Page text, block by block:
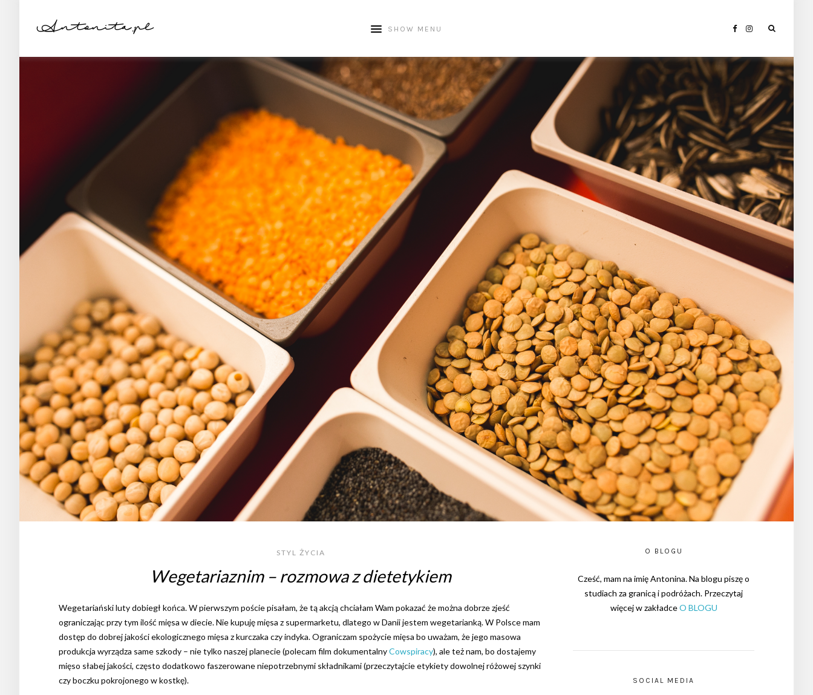
Antonita.pl SHOW MENU
STYL ŻYCIA
Wegetariaznim – rozmowa z dietetykiem
Wegetariański luty dobiegł końca. W pierwszym poście pisałam, że tą akcją chciałam Wam pokazać że można dobrze zjeść
ograniczając przy tym ilość mięsa w diecie. Nie kupuję mięsa z supermarketu, dlatego w Danii jestem wegetarianką. W Polsce mam
dostęp do dobrej jakości ekologicznego mięsa z kurczaka czy indyka. Ograniczam spożycie mięsa bo uważam, że jego masowa
produkcja wyrządza same szkody – nie tylko naszej planecie (polecam film dokumentalnyCowspiracy), ale też nam, bo dostajemy
mięso słabej jakości, często dodatkowo faszerowane niepotrzebnymi składnikami (przeczytajcie etykiety dowolnej różowej szynki
czy boczku pokrojonego w kostkę).
O BLOGU
Cześć, mam na imię Antonina. Na blogu piszę o
studiach za granicą i podróżach. Przeczytaj
więcej w zakładceO BLOGU
SOCIAL MEDIA